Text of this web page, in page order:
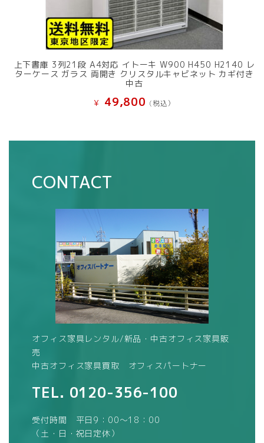
上下書庫 3列21段 A4対応 イトーキ W900 H450 H2140 レ
ターケース ガラス 両開き クリスタルキャビネット カギ付き
中古
¥ 49,800 (税込）
CONTACT
オフィス家具レンタル/新品・中古オフィス家具販
売
中古オフィス家具買取 オフィスパートナー
TEL. 0120-356-100
受付時間 平日9：00～18：00
（土・日・祝日定休）